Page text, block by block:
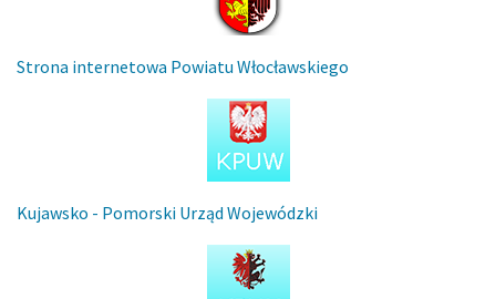
Strona internetowa Powiatu Włocławskiego
Kujawsko - Pomorski Urząd Wojewódzki